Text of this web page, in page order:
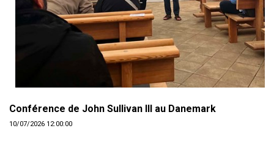
Conférence de John Sullivan III au Danemark
10/07/2026 12:00:00